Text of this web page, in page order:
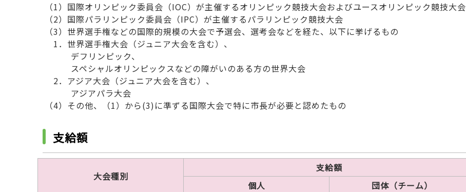
（1）国際オリンピック委員会（IOC）が主催するオリンピック競技大会およびユースオリンピック競技大会
（2）国際パラリンピック委員会（IPC）が主催するパラリンピック競技大会
（3）世界選手権などの国際的規模の大会で予選会、選考会などを経た、以下に挙げるもの
1．世界選手権大会（ジュニア大会を含む）、
デフリンピック、
スペシャルオリンピックスなどの障がいのある方の世界大会
2．アジア大会（ジュニア大会を含む）、
アジアパラ大会
（4）その他、（1）から(3)に準ずる国際大会で特に市長が必要と認めたもの
支給額
大会種別
支給額
個人
団体（チーム）